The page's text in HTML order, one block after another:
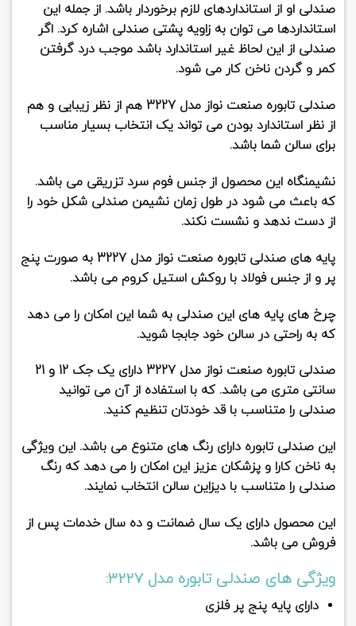
صندلی او از استانداردهای لازم برخوردار باشد. از جمله این
استانداردها می توان به زاویه پشتی صندلی اشاره کرد. اگر
صندلی از این لحاظ غیر استاندارد باشد موجب درد گرفتن
کمر و گردن ناخن کار می شود.
صندلی تابوره صنعت نواز مدل 3227
هم از نظر زیبایی و هم
از نظر استاندارد بودن می تواند یک انتخاب بسیار مناسب
برای سالن شما باشد.
نشیمنگاه این محصول از جنسفوم سرد تزریقی می باشد.
که باعث می شود در طول زمان نشیمن صندلی شکل خود را
از دست ندهد و نشست نکند.
پایه های صندلی تابوره صنعت نواز مدل 3227
به صورت پنج
پر و از جنس فولاد با روکش استیل کروم می باشد.
چرخ های پایه های این صندلی به شما این امکان را می دهد
که به راحتی در سالن خود جابجا شوید.
صندلی تابوره صنعت نواز مدل 3227
دارای یک جک 12 و 21
سانتی متری می باشد. که با استفاده از آن می توانید
صندلی را متناسب با قد خودتان تنظیم کنید.
این صندلی تابوره دارای رنگ های متنوع می باشد. این ویژگی
به ناخن کارا و پزشکان عزیز این امکان را می دهد که رنگ
صندلی را متناسب با دیزاین سالن انتخاب نمایند.
این محصول دارای یک سال ضمانت و ده سال خدمات پس از
فروش می باشد.
ویژگی های صندلی تابوره مدل 3227:
دارای پایه پنج پر فلزی